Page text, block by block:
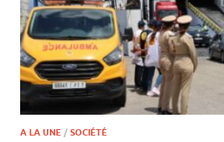
A LA UNE / SOCIÉTÉ